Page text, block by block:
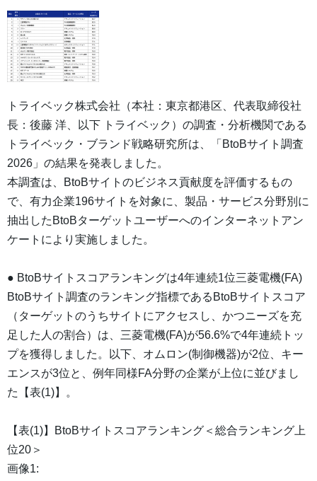
トライベック株式会社（本社：東京都港区、代表取締役社
長：後藤 洋、以下 トライベック）の調査・分析機関である
トライベック・ブランド戦略研究所は、「BtoBサイト調査
2026」の結果を発表しました。
本調査は、BtoBサイトのビジネス貢献度を評価するもの
で、有力企業196サイトを対象に、製品・サービス分野別に
抽出したBtoBターゲットユーザーへのインターネットアン
ケートにより実施しました。
● BtoBサイトスコアランキングは4年連続1位三菱電機(FA)
BtoBサイト調査のランキング指標であるBtoBサイトスコア
（ターゲットのうちサイトにアクセスし、かつニーズを充
足した人の割合）は、三菱電機(FA)が56.6%で4年連続トッ
プを獲得しました。以下、オムロン(制御機器)が2位、キー
エンスが3位と、例年同様FA分野の企業が上位に並びまし
た【表(1)】。
【表(1)】BtoBサイトスコアランキング＜総合ランキング上
位20＞
画像1: